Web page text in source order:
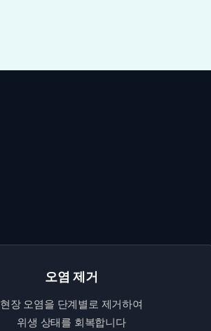
오염 제거
현장 오염을 단계별로 제거하여
위생 상태를 회복합니다